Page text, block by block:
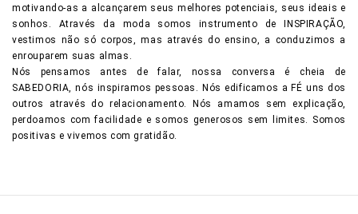
motivando-as a alcançarem seus melhores potenciais, seus ideais e
sonhos. Através da moda somos instrumento de INSPIRAÇÃO,
vestimos não só corpos, mas através do ensino, a conduzimos a
enrouparem suas almas.
Nós pensamos antes de falar, nossa conversa é cheia de
SABEDORIA, nós inspiramos pessoas. Nós edificamos a FÉ uns dos
outros através do relacionamento. Nós amamos sem explicação,
perdoamos com facilidade e somos generosos sem limites. Somos
positivas e vivemos com gratidão.